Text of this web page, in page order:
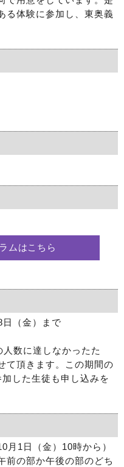
る体験に参加し、東奥義
ムはこちら
（金）まで
人数に達しなかったた
て頂きます。この期間の
した生徒も申し込みを
月1日（金）10時から）
前の部か午後の部のどち